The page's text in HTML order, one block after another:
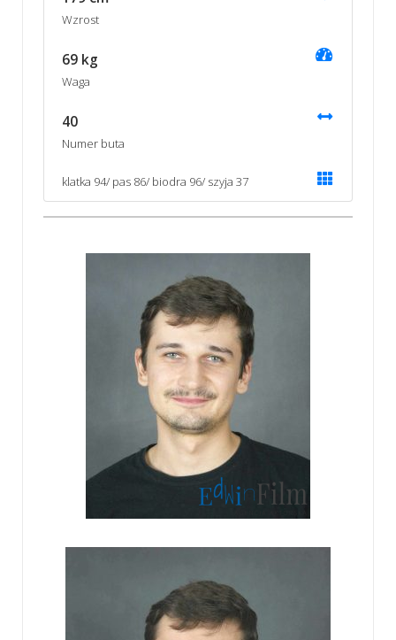
Wzrost
69 kg
Waga
40
Numer buta
klatka 94/ pas 86/ biodra 96/ szyja 37